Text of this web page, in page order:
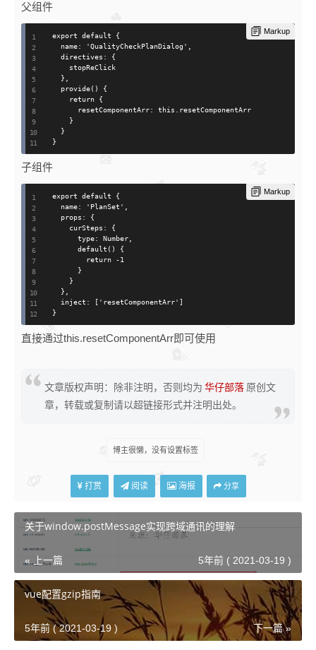
父组件
Markup
export default {
  name: 'QualityCheckPlanDialog',
  directives: {
    stopReClick
  },
  provide() {
    return {
      resetComponentArr: this.resetComponentArr
    }
  }
}
子组件
Markup
export default {
  name: 'PlanSet',
  props: {
    curSteps: {
      type: Number,
      default() {
        return -1
      }
    }
  },
  inject: ['resetComponentArr']
}
直接通过this.resetComponentArr即可使用
文章版权声明：除非注明，否则均为 华仔部落 原创文
章，转载或复制请以超链接形式并注明出处。
博主很懒，没有设置标签
打赏 阅读 海报 分享
关于window.postMessage实现跨域通讯的理解
« 上一篇 5年前 ( 2021-03-19 )
vue配置gzip指南
下一篇 »
5年前 ( 2021-03-19 )